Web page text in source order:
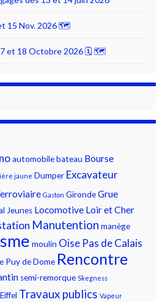
15 Nov. 2026 🗺
et 18 Octobre 2026 🗓 🗺
automobilebateau Bourse
jaune Dumper Excavateur
Gaston GirondeGrue
Jeunes Locomotive Loir et Cher
Manutention manège
moulin Oise Pas de Calais
Puy de Dome Rencontre
semi-remorque Skegness
Travaux publics Vapeur